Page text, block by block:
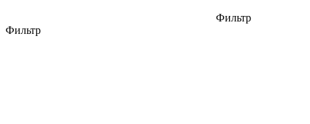
Фильтр
Фильтр